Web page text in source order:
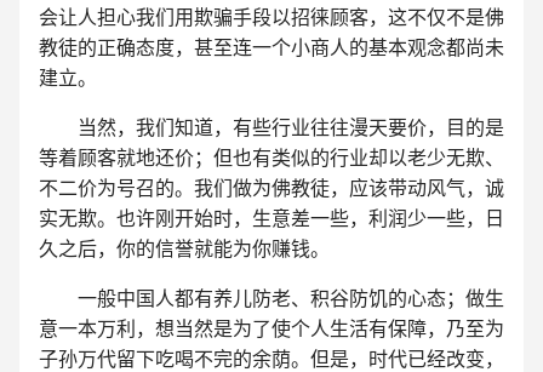
会让人担心我们用欺骗手段以招徕顾客，这不仅不是佛
教徒的正确态度，甚至连一个小商人的基本观念都尚未
建立。
当然，我们知道，有些行业往往漫天要价，目的是
等着顾客就地还价；但也有类似的行业却以老少无欺、
不二价为号召的。我们做为佛教徒，应该带动风气，诚
实无欺。也许刚开始时，生意差一些，利润少一些，日
久之后，你的信誉就能为你赚钱。
一般中国人都有养儿防老、积谷防饥的心态；做生
意一本万利，想当然是为了使个人生活有保障，乃至为
子孙万代留下吃喝不完的余荫。但是，时代已经改变，